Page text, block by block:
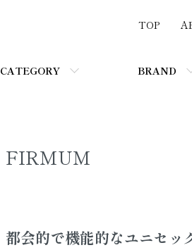
CATEGORY BRAND
TOP
FIRMUM
都会的で機能的なユニセッ